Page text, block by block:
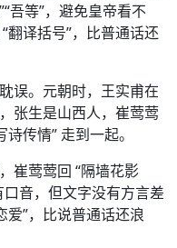
吾等”，避免皇帝看不
翻译括号”，比普通话还
误。元朝时，王实甫在
张生是山西人，崔莺莺
传情” 走到一起。
崔莺莺回 “隔墙花影
音，但文字没有方言差
爱”，比说普通话还浪